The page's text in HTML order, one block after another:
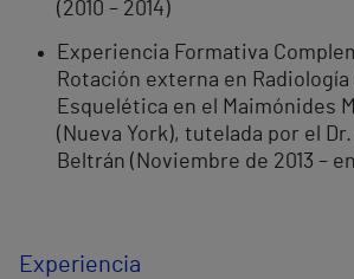
(2010 – 2014)
Experiencia Formativa
Rotación externa en
Esquelética en el Maimónides
(Nueva York), tutelada por el
Beltrán (Noviembre de 2013 –
Experiencia